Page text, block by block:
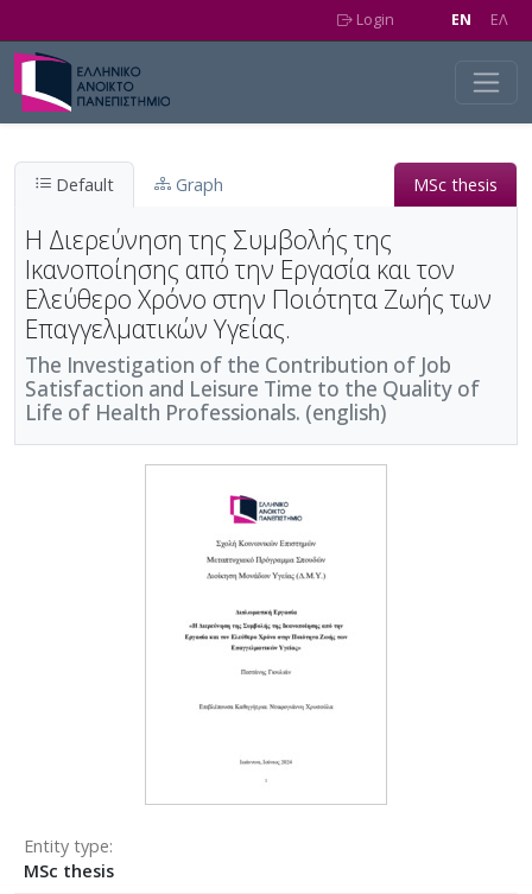
Login EN EΛ
Default Graph MSc thesis
Η Διερεύνηση της Συμβολής της
Ικανοποίησης από την Εργασία και τον
Ελεύθερο Χρόνο στην Ποιότητα Ζωής των
Επαγγελματικών Υγείας.
The Investigation of the Contribution of Job
Satisfaction and Leisure Time to the Quality of
Life of Health Professionals. (english)
Entity type
MSc thesis